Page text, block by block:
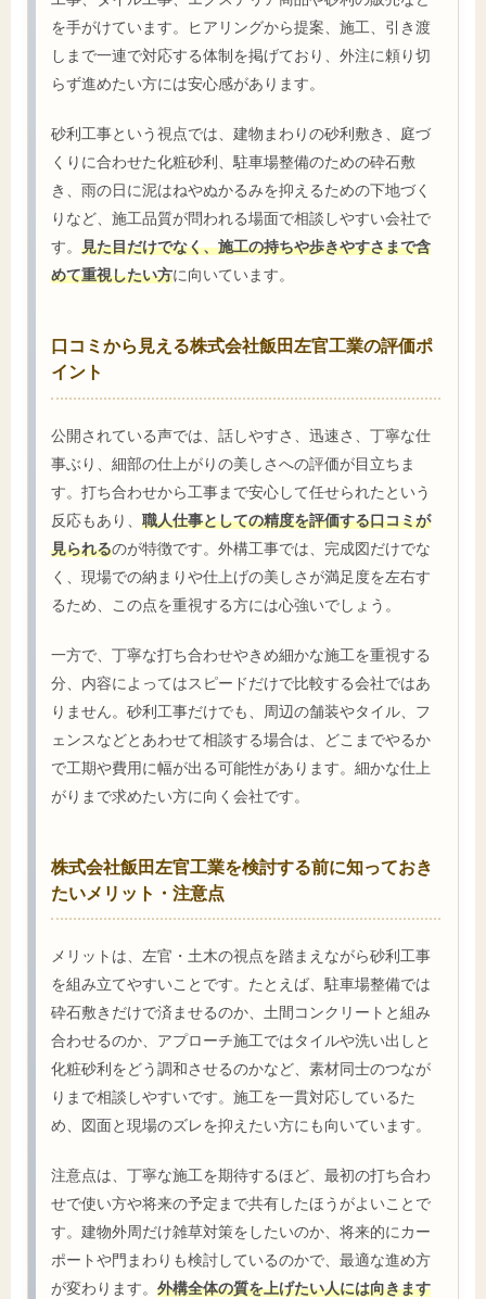
を手がけています。ヒアリングから提案、施工、引き渡
しまで一連で対応する体制を掲げており、外注に頼り切
らず進めたい方には安心感があります。
砂利工事という視点では、建物まわりの砂利敷き、庭づ
くりに合わせた化粧砂利、駐車場整備のための砕石敷
き、雨の日に泥はねやぬかるみを抑えるための下地づく
りなど、施工品質が問われる場面で相談しやすい会社で
す。 見た目だけでなく、施工の持ちや歩きやすさまで含
めて重視したい方に向いています。
口コミから見える株式会社飯田左官工業の評価ポ
イント
公開されている声では、話しやすさ、迅速さ、丁寧な仕
事ぶり、細部の仕上がりの美しさへの評価が目立ちま
す。打ち合わせから工事まで安心して任せられたという
反応もあり、 職人仕事としての精度を評価する口コミが
見られるのが特徴です。外構工事では、完成図だけでな
く、現場での納まりや仕上げの美しさが満足度を左右す
るため、この点を重視する方には心強いでしょう。
一方で、丁寧な打ち合わせやきめ細かな施工を重視する
分、内容によってはスピードだけで比較する会社ではあ
りません。砂利工事だけでも、周辺の舗装やタイル、フ
ェンスなどとあわせて相談する場合は、どこまでやるか
で工期や費用に幅が出る可能性があります。細かな仕上
がりまで求めたい方に向く会社です。
株式会社飯田左官工業を検討する前に知っておき
たいメリット・注意点
メリットは、左官・土木の視点を踏まえながら砂利工事
を組み立てやすいことです。たとえば、駐車場整備では
砕石敷きだけで済ませるのか、土間コンクリートと組み
合わせるのか、アプローチ施工ではタイルや洗い出しと
化粧砂利をどう調和させるのかなど、素材同士のつなが
りまで相談しやすいです。施工を一貫対応しているた
め、図面と現場のズレを抑えたい方にも向いています。
注意点は、丁寧な施工を期待するほど、最初の打ち合わ
せで使い方や将来の予定まで共有したほうがよいことで
す。建物外周だけ雑草対策をしたいのか、将来的にカー
ポートや門まわりも検討しているのかで、最適な進め方
が変わります。 外構全体の質を上げたい人には向きます